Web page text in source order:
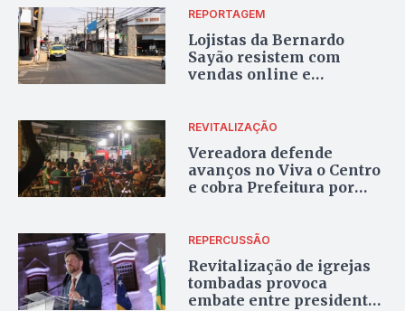
REPORTAGEM
Lojistas da Bernardo
Sayão resistem com
vendas online e
REVITALIZAÇÃO
Vereadora defende
avanços no Viva o Centro
e cobra Prefeitura por
REPERCUSSÃO
Revitalização de igrejas
tombadas provoca
embate entre presidente